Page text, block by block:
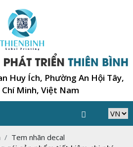
Huy Ích, Phường An Hội Tây,
Chí Minh, Việt Nam
Tem nhãn decal